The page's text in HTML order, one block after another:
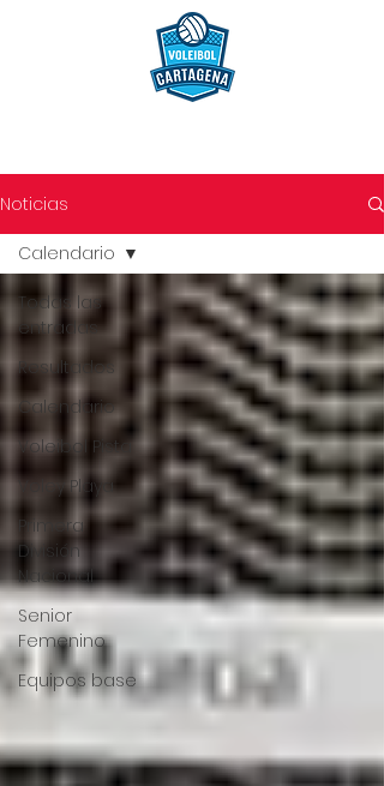
Noticias
Todas las
entradas
Resultados
Calendario
Voleibol Pista
Voley Playa
Primera
División
Nacional
Senior
Femenino
Equipos base
Calendario